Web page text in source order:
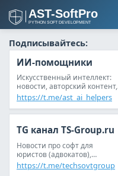
Подписывайтесь:
ИИ-помощники
Искусственный интеллект:
новости, авторский контент,
анонсы статьей, reddit
https://t.me/ast_ai_helpers
TG канал TS-Group.ru
Новости про софт для
юристов (адвокатов),
следователей (дознавателей)
https://t.me/techsovtgroup